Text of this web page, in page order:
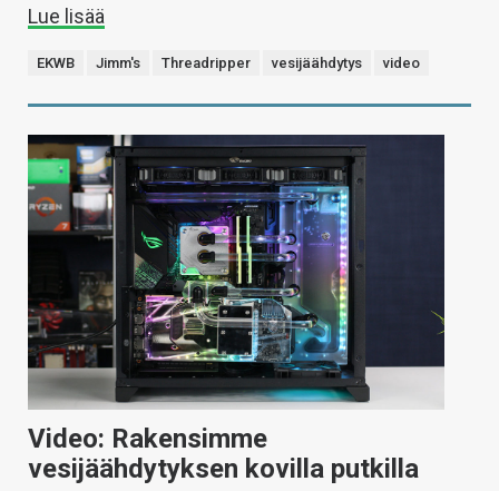
Lue lisää
EKWB Jimm's Threadripper vesijäähdytys video
Video: Rakensimme
vesijäähdytyksen kovilla putkilla